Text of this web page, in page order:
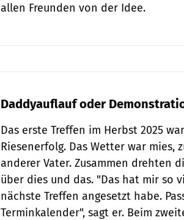
allen Freunden von der Idee.
Daddyauflauf oder
Das erste Treffen im Herbst 2025
Riesenerfolg. Das Wetter war mies,
anderer Vater. Zusammen drehten
über dies und das. "Das hat mir so
nächste Treffen angesetzt habe.
Terminkalender", sagt er. Beim